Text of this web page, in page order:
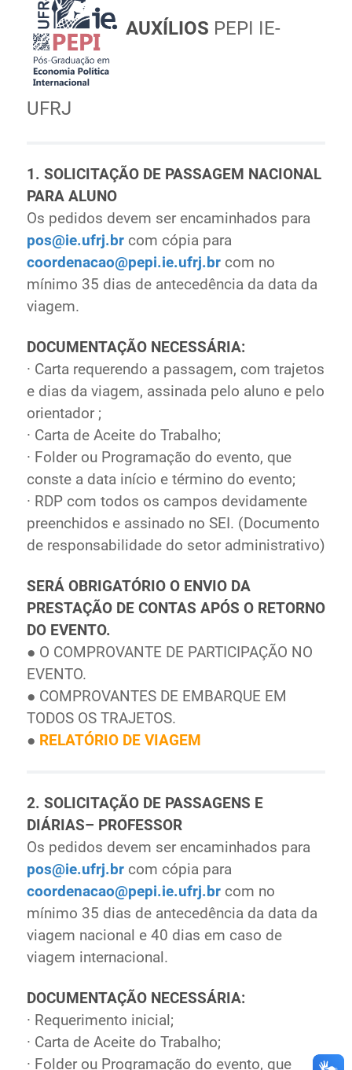
AUXÍLIOS PEPI IE-
UFRJ
1. SOLICITAÇÃO DE PASSAGEM NACIONAL
PARA ALUNO
Os pedidos devem ser encaminhados para
pos@ie.ufrj.brcom cópia para
coordenacao@pepi.ie.ufrj.brcom no
mínimo 35 dias de antecedência da data da
viagem.
DOCUMENTAÇÃO NECESSÁRIA:
· Carta requerendo a passagem, com trajetos
e dias da viagem, assinada pelo aluno e pelo
orientador ;
· Carta de Aceite do Trabalho;
· Folder ou Programação do evento, que
conste a data início e término do evento;
· RDP com todos os campos devidamente
preenchidos e assinado no SEI. (Documento
de responsabilidade do setor administrativo)
SERÁ OBRIGATÓRIO O ENVIO DA
PRESTAÇÃO DE CONTAS APÓS O RETORNO
DO EVENTO.
● O COMPROVANTE DE PARTICIPAÇÃO NO
EVENTO.
● COMPROVANTES DE EMBARQUE EM
TODOS OS TRAJETOS.
● RELATÓRIO DE VIAGEM
2. SOLICITAÇÃO DE PASSAGENS E
DIÁRIAS– PROFESSOR
Os pedidos devem ser encaminhados para
pos@ie.ufrj.brcom cópia para
coordenacao@pepi.ie.ufrj.brcom no
mínimo 35 dias de antecedência da data da
viagem nacional e 40 dias em caso de
viagem internacional.
DOCUMENTAÇÃO NECESSÁRIA:
· Requerimento inicial;
· Carta de Aceite do Trabalho;
· Folder ou Programação do evento, que